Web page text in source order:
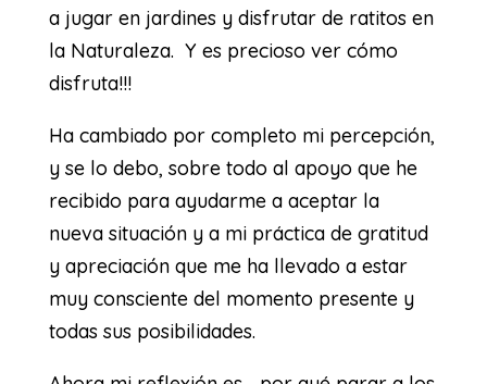
a jugar en jardines y disfrutar de ratitos en
la Naturaleza. Y es precioso ver cómo
disfruta!!!
Ha cambiado por completo mi percepción,
y se lo debo, sobre todo al apoyo que he
recibido para ayudarme a aceptar la
nueva situación y a mi práctica de gratitud
y apreciación que me ha llevado a estar
muy consciente del momento presente y
todas sus posibilidades.